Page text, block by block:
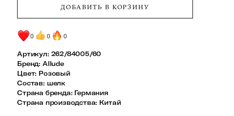
ДОБАВИТЬ В КОРЗИНУ
0 0 0
Артикул: 262/84005/60
Бренд: Allude
Цвет: Розовый
Состав: шелк
Страна бренда: Германия
Страна производства: Китай